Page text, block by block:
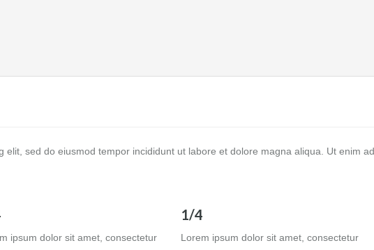
elit, sed do eiusmod tempor incididunt ut labore et dolore magna aliqua. Ut enim
ipsum dolor sit amet, consectetur
1/4
Lorem ipsum dolor sit amet, consectetur